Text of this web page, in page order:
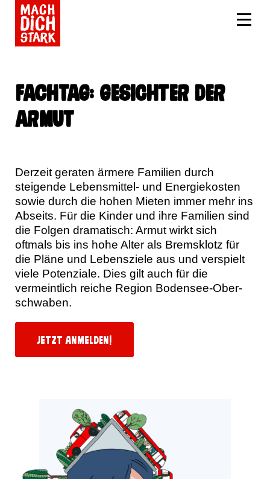
Fachtag: Gesichter der
Armut
Derzeit geraten ärmere Familien durch
steigende Lebensmittel- und Energiekosten
sowie durch die hohen Mieten immer mehr ins
Abseits. Für die Kinder und ihre Familien sind
die Folgen drama­tisch: Armut wirkt sich
oftmals bis ins hohe Alter als Bremsklotz für
die Pläne und Lebensziele aus und verspielt
viele Potenziale. Dies gilt auch für die
vermeintlich reiche Region Bodensee-Ober­
schwaben.
Jetzt anmelden!